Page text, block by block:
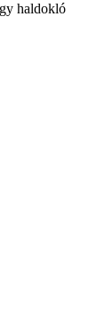
haldokló